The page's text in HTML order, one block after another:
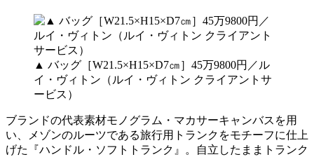
▲ バッグ［W21.5×H15×D7㎝］45万9800円／ル
イ・ヴィトン（ルイ・ヴィトン クライアントサ
ービス）
ブランドの代表素材モノグラム・マカサーキャンバスを用
い、メゾンのルーツである旅行用トランクをモチーフに仕上
げた『ハンドル・ソフトトランク』。自立したままトランク